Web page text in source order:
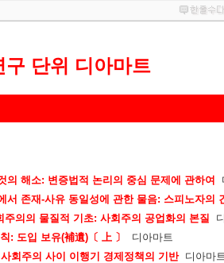
단위 디아마트
의 해소: 변증법적 논리의 중심 문제에 관하여
서 존재-사유 동일성에 관한 물음: 스피노자의
의의 물질적 기초: 사회주의 공업화의 본질
: 도입 보유(補遺)〔 上 〕 디아마트
회주의 사이 이행기 경제정책의 기반 디아마트